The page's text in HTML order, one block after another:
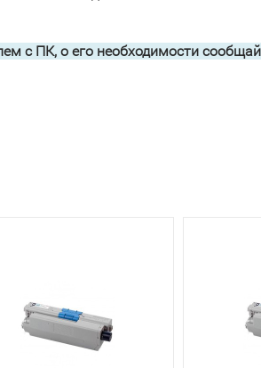
с ПК, о его необходимости